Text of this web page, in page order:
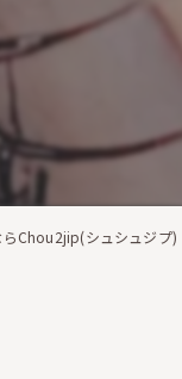
マツエク
Chou2jip(シュシュジプ)